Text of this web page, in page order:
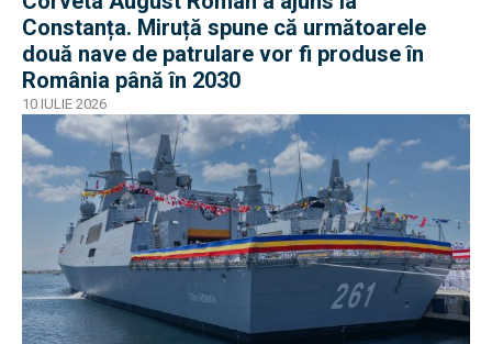
Constanța. Miruță spune că următoarele
două nave de patrulare vor fi produse în
România până în 2030
10 IULIE 2026